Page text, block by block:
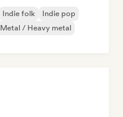
Indie folk
Indie pop
Metal / Heavy metal